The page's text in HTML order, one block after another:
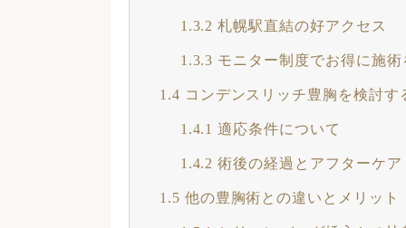
1.3.2 札幌駅直結の好アクセス
1.3.3 モニター制度でお得に施
1.4 コンデンスリッチ豊胸を検討す
1.4.1 適応条件について
1.4.2 術後の経過とアフターケア
1.5 他の豊胸術との違いとメリット